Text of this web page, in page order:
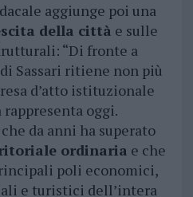
aggiunge poi una
della città e sulle
“Di fronte a
Sassari ritiene non più
d’atto istituzionale
oggi.
da anni ha superato
ordinaria e che
poli economici,
e turistici dell’intera